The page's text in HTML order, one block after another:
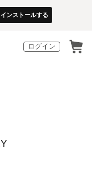
インストールする
ログイン